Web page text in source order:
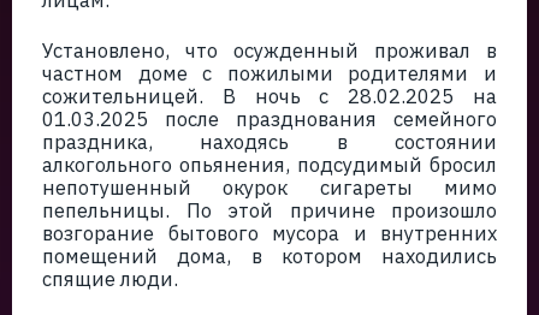
Установлено, что осужденный проживал в
частном доме с пожилыми родителями и
сожительницей. В ночь с 28.02.2025 на
01.03.2025 после празднования семейного
праздника, находясь в состоянии
алкогольного опьянения, подсудимый бросил
непотушенный окурок сигареты мимо
пепельницы. По этой причине произошло
возгорание бытового мусора и внутренних
помещений дома, в котором находились
спящие люди.